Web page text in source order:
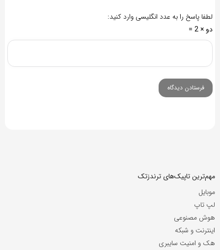
لطفا پاسخ را به عدد انگلیسی وارد کنید:
دو × 2 =
مهم‌ترین تاپیک‌های ترندزتک
موبایل
لپ تاپ
هوش مصنوعی
اینترنت و شبکه
هک و امنیت سایبری